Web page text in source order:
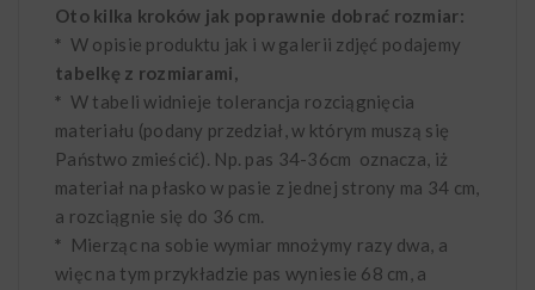
Oto kilka kroków jak poprawnie dobrać rozmiar:
* W opisie produktu jak i w galerii zdjęć podajemy
tabelkę z rozmiarami,
* W tabeli widnieje tolerancja rozciągnięcia
materiału (podany przedział, w którym muszą się
Państwo zmieścić). Np. pas 34-36cm oznacza, iż
materiał na płasko w pasie z jednej strony ma 34 cm,
a rozciągnie się do 36 cm.
* Mierząc na sobie wymiar mnożymy razy dwa, a
więc na tym przykładzie pas wyniesie 68 cm, a